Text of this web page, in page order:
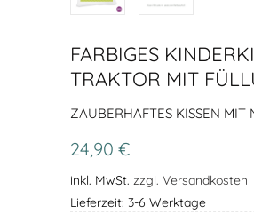
FARBIGES
TRAKTOR MIT
ZAUBERHAFTES KISSEN MIT
24,90 €
inkl. MwSt. zzgl. Versandkosten
Lieferzeit: 3-6 Werktage